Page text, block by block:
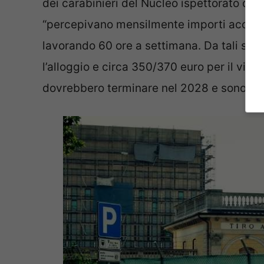
dei carabinieri del Nucleo ispettorato
“percepivano mensilmente importi
lavorando 60 ore a settimana. Da tali
l’alloggio e circa 350/370 euro per il
dovrebbero terminare nel 2028 e sono